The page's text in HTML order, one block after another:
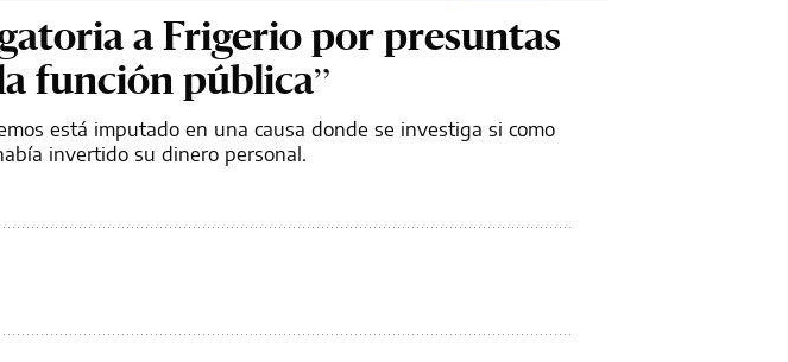
a Frigerio por presuntas
función pública”
está imputado en una causa donde se investiga si como
invertido su dinero personal.